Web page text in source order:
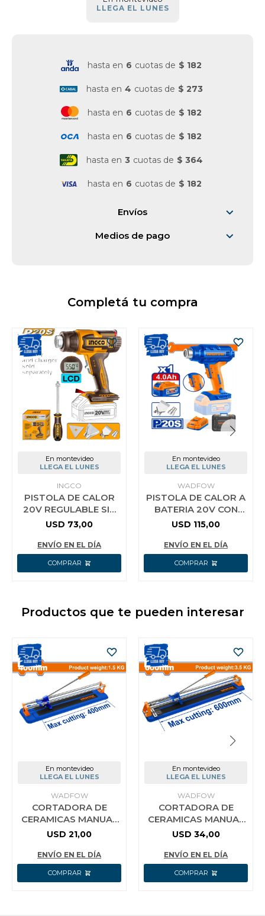
LLEGA EL LUNES
hasta en 6 cuotas de $ 182
hasta en 4 cuotas de $ 273
hasta en 6 cuotas de $ 182
hasta en 6 cuotas de $ 182
hasta en 3 cuotas de $ 364
hasta en 6 cuotas de $ 182
Envíos
Medios de pago
Completá tu compra
En montevideo
LLEGA EL LUNES
INGCO
PISTOLA DE CALOR
20V REGULABLE SIN
BATERIA INGCO
USD 73,00
ENVÍO EN EL DÍA
En montevideo
LLEGA EL LUNES
WADFOW
PISTOLA DE CALOR A
BATERIA 20V CON
BATERIA 4.0AH +
ACCESORIOS + VALIJ
USD 115,00
ENVÍO EN EL DÍA
Productos que te pueden interesar
En montevideo
LLEGA EL LUNES
WADFOW
CORTADORA DE
CERAMICAS MANUAL
400 MM WADFOW
USD 21,00
ENVÍO EN EL DÍA
En montevideo
LLEGA EL LUNES
WADFOW
CORTADORA DE
CERAMICAS MANUAL
60 CM WADFOW
USD 34,00
ENVÍO EN EL DÍA